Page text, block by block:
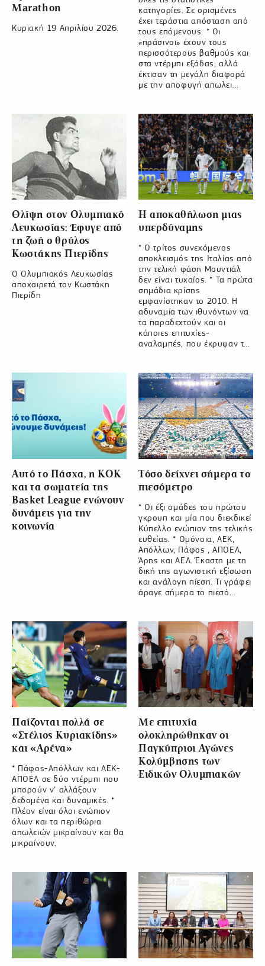
Marathon
Κυριακή 19 Απριλίου 2026.
κατηγορίες. Σε ορισμένες
έχει τεράστια απόσταση από
τους επόμενους. * Οι
«πράσινοι» έχουν τους
περισσότερους βαθμούς και
στα ντέρμπι εξάδας, αλλά
έκτισαν τη μεγάλη διαφορά
με την αποφυγή απωλει…
Θλίψη στον Ολυμπιακό
Λευκωσίας: Έφυγε από
τη ζωή ο θρύλος
Κωστάκης Πιερίδης
Ο Ολυμπιακός Λευκωσίας
αποχαιρετά τον Κωστάκη
Πιερίδη
Η αποκαθήλωση μιας
υπερδύναμης
* Ο τρίτος συνεχόμενος
αποκλεισμός της Ιταλίας από
την τελική φάση Μουντιάλ
δεν είναι τυχαίος. * Τα πρώτα
σημάδια κρίσης
εμφανίστηκαν το 2010. Η
αδυναμία των ιθυνόντων να
τα παραδεχτούν και οι
κάποιες επιτυχίες-
αναλαμπές, που έκρυψαν τ…
Αυτό το Πάσχα, η ΚΟΚ
και τα σωματεία της
Basket League ενώνουν
δυνάμεις για την
κοινωνία
Τόσο δείχνει σήμερα το
πιεσόμετρο
* Οι έξι ομάδες του πρώτου
γκρουπ και μία που διεκδικεί
Κύπελλο ενώπιον της τελικής
ευθείας. * Ομόνοια, ΑΕΚ,
Απόλλων, Πάφος , ΑΠΟΕΛ,
Άρης και ΑΕΛ. Έκαστη με τη
δική της αγωνιστική εξίσωση
και ανάλογη πίεση. Τι γράφει
άραγε σήμερα το πιεσό…
Παίζονται πολλά σε
«Στέλιος Κυριακίδης»
και «Αρένα»
* Πάφος-Απόλλων και ΑΕΚ-
ΑΠΟΕΛ σε δύο ντέρμπι που
μπορούν ν’ αλλάξουν
δεδομένα και δυναμικές. *
Πλέον είναι όλοι ενώπιον
όλων και τα περιθώρια
απωλειών μικραίνουν και θα
μικραίνουν.
Με επιτυχία
ολοκληρώθηκαν οι
Παγκύπριοι Αγώνες
Κολύμβησης των
Ειδικών Ολυμπιακών